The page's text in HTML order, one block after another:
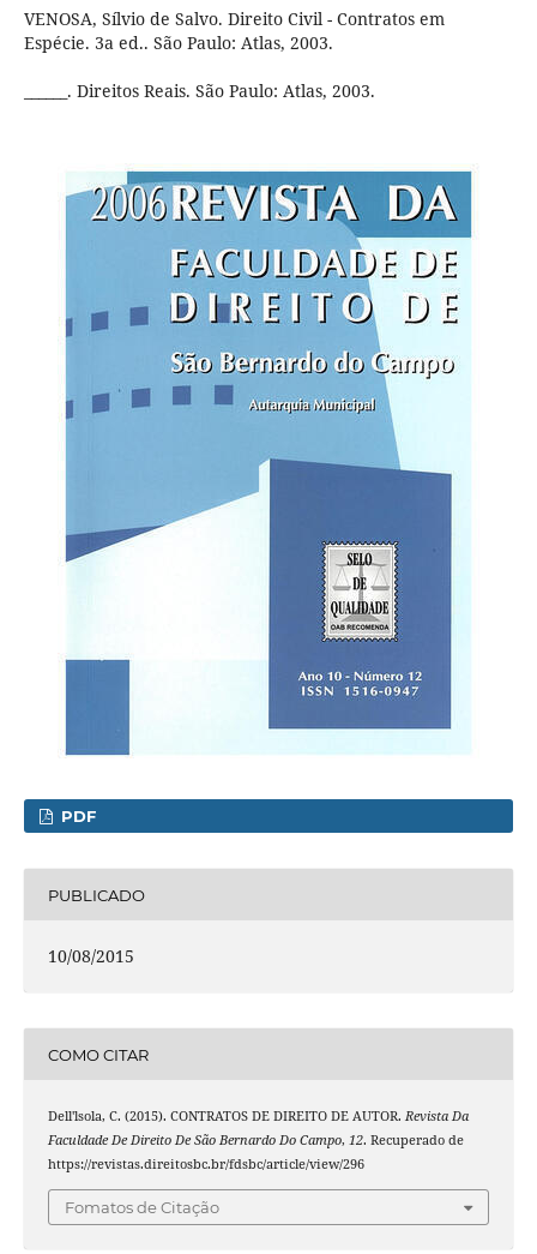
VENOSA, Sílvio de Salvo. Direito Civil - Contratos em
Espécie. 3a ed.. São Paulo: Atlas, 2003.
______. Direitos Reais. São Paulo: Atlas, 2003.
PDF
PUBLICADO
10/08/2015
COMO CITAR
Dell'lsola, C. (2015). CONTRATOS DE DIREITO DE AUTOR. Revista Da
Faculdade De Direito De São Bernardo Do Campo, 12. Recuperado de
https://revistas.direitosbc.br/fdsbc/article/view/296
Fomatos de Citação